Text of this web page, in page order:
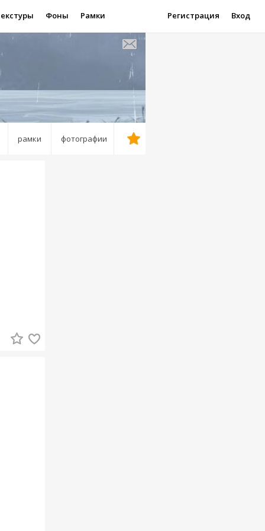
Фоны Рамки Регистрация Вход
рамки фотографии